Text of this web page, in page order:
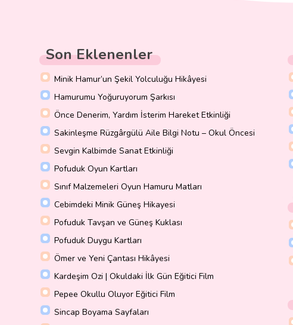
Son Eklenenler
Minik Hamur’un Şekil Yolculuğu Hikâyesi
Hamurumu Yoğuruyorum Şarkısı
Önce Denerim, Yardım İsterim Hareket Etkinliği
Sakinleşme Rüzgârgülü Aile Bilgi Notu – Okul Öncesi
Sevgin Kalbimde Sanat Etkinliği
Pofuduk Oyun Kartları
Sınıf Malzemeleri Oyun Hamuru Matları
Cebimdeki Minik Güneş Hikayesi
Pofuduk Tavşan ve Güneş Kuklası
Pofuduk Duygu Kartları
Ömer ve Yeni Çantası Hikâyesi
Kardeşim Ozi | Okuldaki İlk Gün Eğitici Film
Pepee Okullu Oluyor Eğitici Film
Sincap Boyama Sayfaları